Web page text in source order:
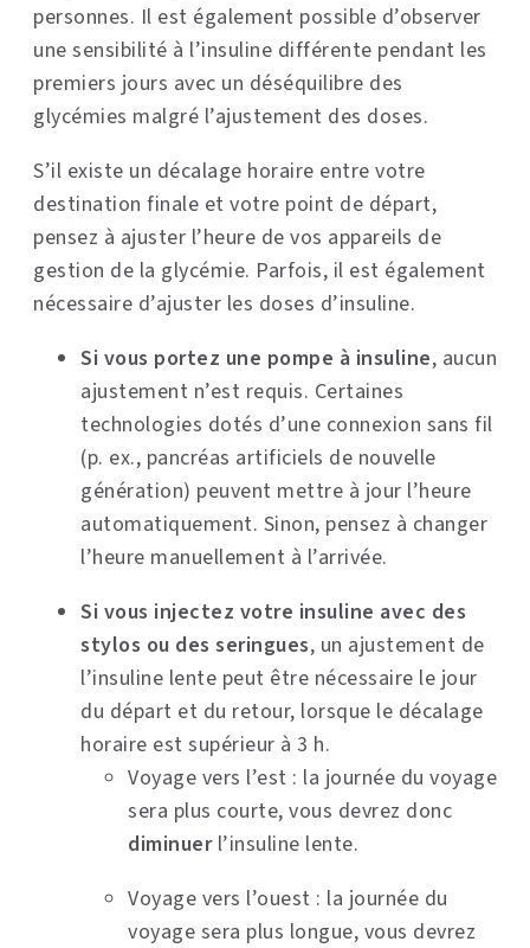
personnes. Il est également possible d’observer
une sensibilité à l’insuline différente pendant les
premiers jours avec un déséquilibre des
glycémies malgré l’ajustement des doses.
S’il existe un décalage horaire entre votre
destination finale et votre point de départ,
pensez à ajuster l’heure de vos appareils de
gestion de la glycémie. Parfois, il est également
nécessaire d’ajuster les doses d’insuline.
Si vous portez une pompe à insuline, aucun
ajustement n’est requis. Certaines
technologies dotés d’une connexion sans fil
(p. ex., pancréas artificiels de nouvelle
génération) peuvent mettre à jour l’heure
automatiquement. Sinon, pensez à changer
l’heure manuellement à l’arrivée.
Si vous injectez votre insuline avec des
stylos ou des seringues, un ajustement de
l’insuline lente peut être nécessaire le jour
du départ et du retour, lorsque le décalage
horaire est supérieur à 3 h.
Voyage vers l’est : la journée du voyage
sera plus courte, vous devrez donc
diminuerl’insuline lente.
Voyage vers l’ouest : la journée du
voyage sera plus longue, vous devrez